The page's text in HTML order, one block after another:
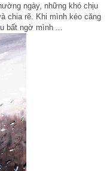
ngày, những khó chịu
chia rẽ. Khi mình kéo căng
bất ngờ mình ...